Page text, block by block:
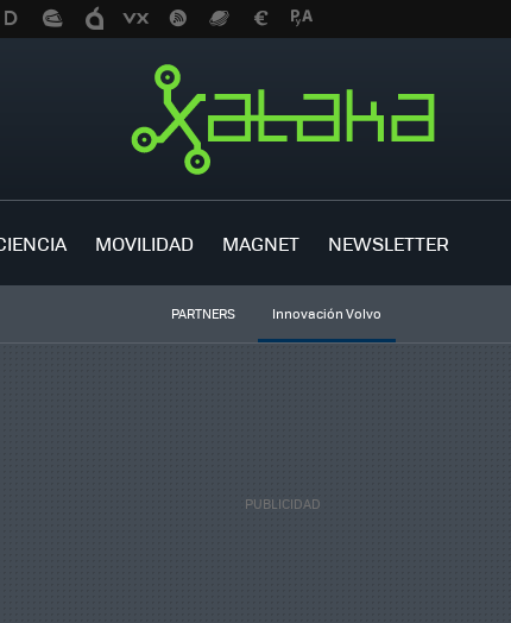
MOVILIDAD MAGNET NEWSLETTER
PARTNERS Innovación Volvo